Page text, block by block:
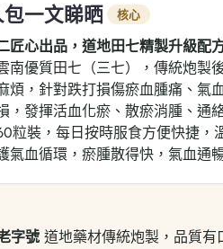
一文睇晒 核心
匠心出品，道地田七精製升級配
南優質田七（三七），傳統炮製
煩，針對跌打損傷瘀血腫痛、氣
，發揮活血化瘀、散瘀消腫、通
粒裝，每日按時服食方便快捷，
氣血循環，瘀腫散得快，氣血通
字號道地藥材傳統炮製，品質有